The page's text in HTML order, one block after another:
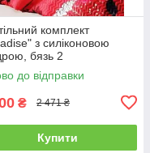
комплект
з силіконовою
бязь 2
до відправки
₴ 2 471 ₴
Купити